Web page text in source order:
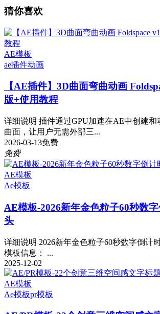
猜你喜欢
AE模板
ae插件动画
【AE插件】3D曲面弯曲动画
版+使用教程
详细说明 插件通过GPU加速在AE中创建和
曲面，让用户无需外部三...
2026-03-13免费
免费
AE模板
Ae模板
AE模板-2026新年金色粒子60秒数
头
详细说明 2026新年金色粒子60秒数字倒计
模板信息： ...
2025-12-02
AE模板
Ae模板pr模板